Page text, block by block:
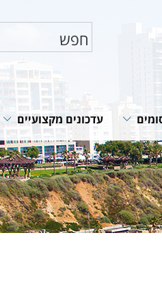
הנחיה
פעילות
מקצועיים
רשת
עדכונים מקצועיים
חוקים, תקנות והמלצות
תוכניות לאומיות
מאמרים וכתבות